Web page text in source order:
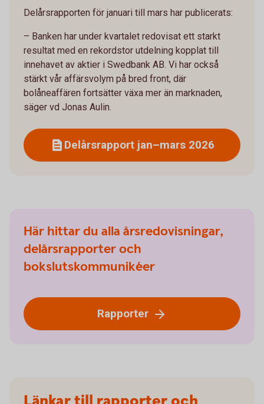
Delårsrapporten för januari till mars har publicerats:
– Banken har under kvartalet redovisat ett starkt
resultat med en rekordstor utdelning kopplat till
innehavet av aktier i Swedbank AB. Vi har också
stärkt vår affärsvolym på bred front, där
bolåneaffären fortsätter växa mer än marknaden,
säger vd Jonas Aulin.
Delårsrapport jan–mars 2026
Här hittar du alla årsredovisningar,
delårsrapporter och
bokslutskommunikéer
Rapporter